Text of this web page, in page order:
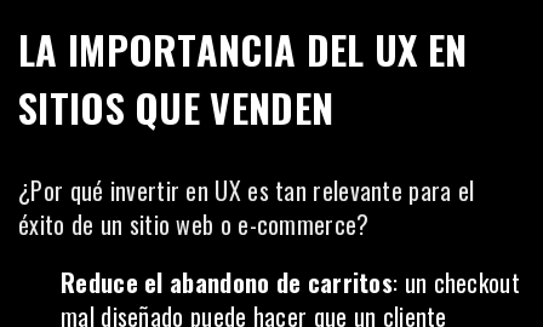
LA IMPORTANCIA DEL UX EN
SITIOS QUE VENDEN
¿Por qué invertir en UX es tan relevante para el
éxito de un sitio web o e-commerce?
Reduce el abandono de carritos: un checkout
mal diseñado puede hacer que un cliente